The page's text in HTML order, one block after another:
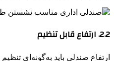
2.2. ارتفاع قابل تنظیم